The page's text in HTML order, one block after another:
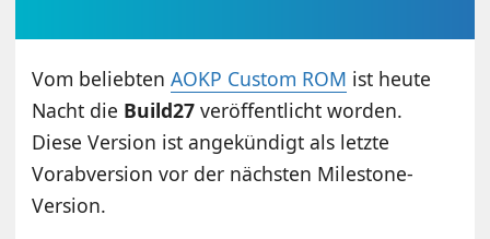
Vom beliebtenAOKP Custom ROM ist heute
Nacht die Build27 veröffentlicht worden.
Diese Version ist angekündigt als letzte
Vorabversion vor der nächsten Milestone-
Version.